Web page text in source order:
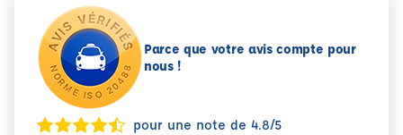
Parce que votre avis compte pour
nous !
pour une note de 4.8/5